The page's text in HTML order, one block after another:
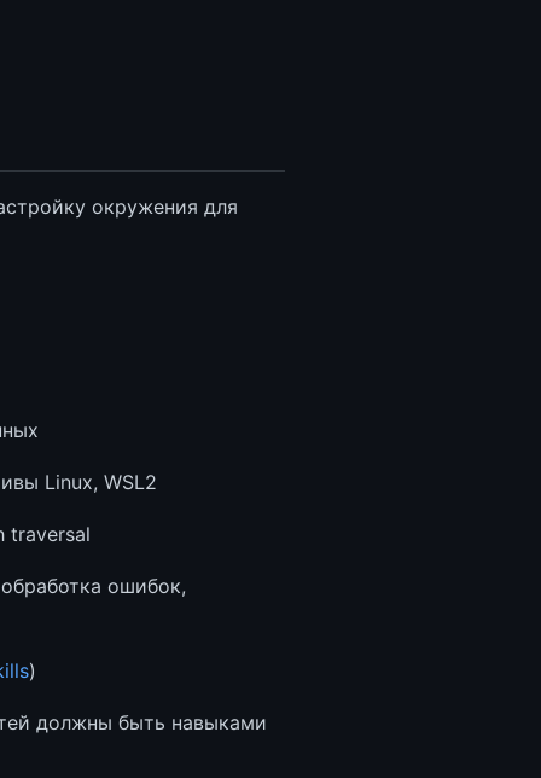
окружения для
Linux, WSL2
traversal
ошибок,
)
должны быть навыками